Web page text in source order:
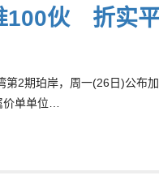
100伙 折实
2期珀岸，周一(26日)公布
单单位…